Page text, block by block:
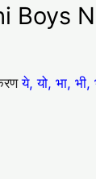
Boys
ये, यो, भा,